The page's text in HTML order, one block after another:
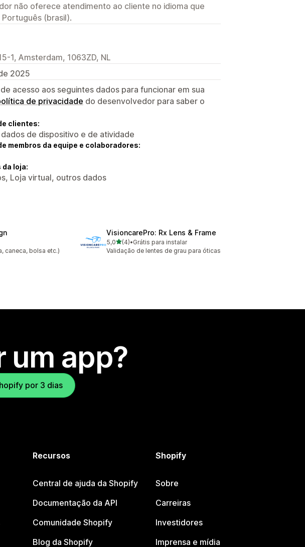
não oferece atendimento ao cliente no idioma que
(brasil).
1, Amsterdam, 1063ZD, NL
2025
acesso aos seguintes dados para funcionar em sua
de privacidade do desenvolvedor para saber o
clientes:
de dispositivo e de atividade
membros da equipe e colaboradores:
da loja:
Loja virtual, outros dados
caneca, bolsa etc.)
VisioncarePro: Rx Lens & Frame
5,0de 5 estrelas
(4)
4 avaliações ao todo
•Grátis para instalar
Validação de lentes de grau para óticas
um app?
por 3 dias
Recursos
Central de ajuda da Shopify
Documentação da API
Comunidade Shopify
Blog da Shopify
Shopify
Sobre
Carreiras
Investidores
Imprensa e mídia